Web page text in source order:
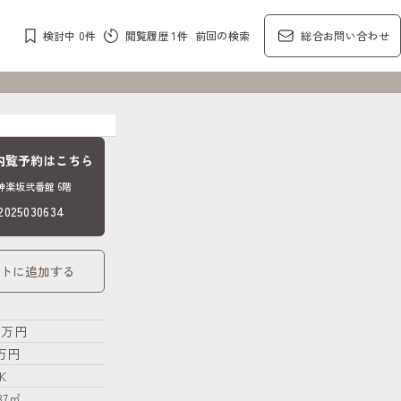
検討中 0件 閲覧履歴1件 前回の検索 総合お問い合わせ
予約はこちら
楽坂弐番館 6階
に追加する
円
円